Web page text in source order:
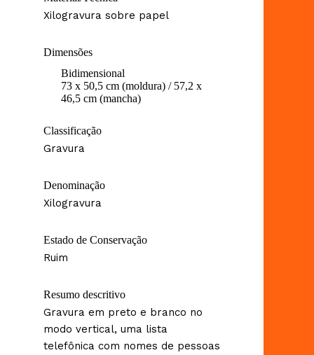
Xilogravura sobre papel
Dimensões
Bidimensional
73 x 50,5 cm (moldura) / 57,2 x
46,5 cm (mancha)
Classificação
Gravura
Denominação
Xilogravura
Estado de Conservação
Ruim
Resumo descritivo
Gravura em preto e branco no
modo vertical, uma lista
telefônica com nomes de pessoas